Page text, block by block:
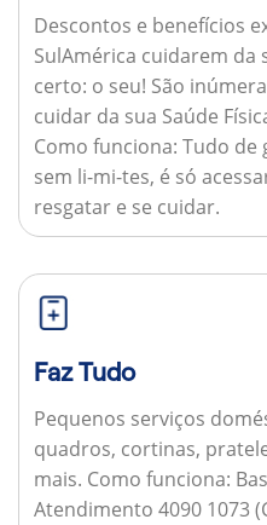
Descontos e benefícios
SulAmérica cuidarem da
certo: o seu! São
cuidar da sua Saúde
Como funciona: Tudo de
sem li-mi-tes, é só
resgatar e se cuidar.
Faz Tudo
Pequenos serviços
quadros, cortinas,
mais. Como funciona:
Atendimento 4090 1073